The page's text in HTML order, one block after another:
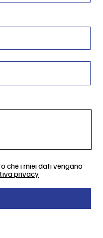
che i miei dati vengano
privacy